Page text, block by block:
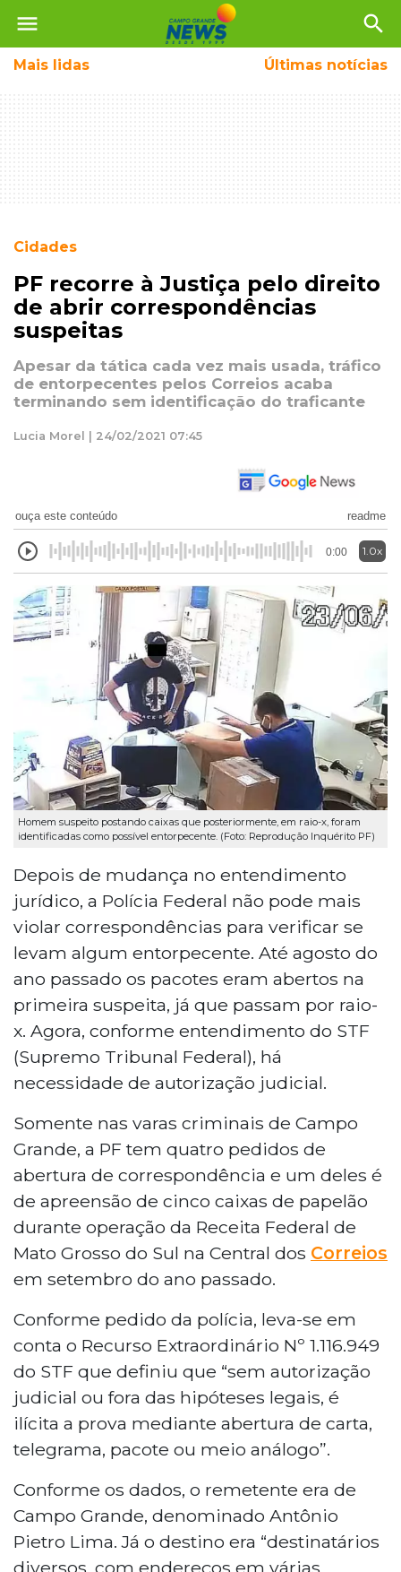
menu search
Mais lidas Últimas notícias
Cidades
PF recorre à Justiça pelo direito
de abrir correspondências
suspeitas
Apesar da tática cada vez mais usada, tráfico
de entorpecentes pelos Correios acaba
terminando sem identificação do traficante
Lucia Morel | 24/02/2021 07:45
ouça este conteúdo readme
0:00 1.0x
Homem suspeito postando caixas que posteriormente, em raio-x, foram
identificadas como possível entorpecente. (Foto: Reprodução Inquérito PF)
Depois de mudança no entendimento
jurídico, a Polícia Federal não pode mais
violar correspondências para verificar se
levam algum entorpecente. Até agosto do
ano passado os pacotes eram abertos na
primeira suspeita, já que passam por raio-
x. Agora, conforme entendimento do STF
(Supremo Tribunal Federal), há
necessidade de autorização judicial.
Somente nas varas criminais de Campo
Grande, a PF tem quatro pedidos de
abertura de correspondência e um deles é
de apreensão de cinco caixas de papelão
durante operação da Receita Federal de
Mato Grosso do Sul na Central dos Correios
em setembro do ano passado.
Conforme pedido da polícia, leva-se em
conta o Recurso Extraordinário Nº 1.116.949
do STF que definiu que “sem autorização
judicial ou fora das hipóteses legais, é
ilícita a prova mediante abertura de carta,
telegrama, pacote ou meio análogo”.
Conforme os dados, o remetente era de
Campo Grande, denominado Antônio
Pietro Lima. Já o destino era “destinatários
diversos, com endereços em várias